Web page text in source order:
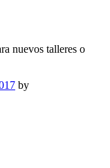
nuevos talleres o
by